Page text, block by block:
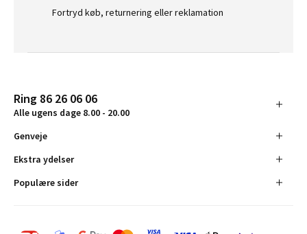
Fortryd køb, returnering eller reklamation
Ring 86 26 06 06
Alle ugens dage 8.00 - 20.00
Genveje
Ekstra ydelser
Populære sider